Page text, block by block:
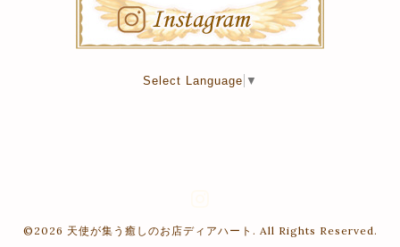
Select Language ▼
©2026 天使が集う癒しのお店ディアハート . All Rights Reserved.